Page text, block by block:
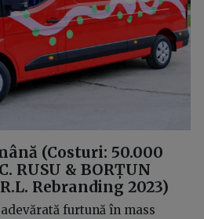
(Costuri: 50.000
RUSU & BORȚUN
Rebranding 2023)
furtună în mass